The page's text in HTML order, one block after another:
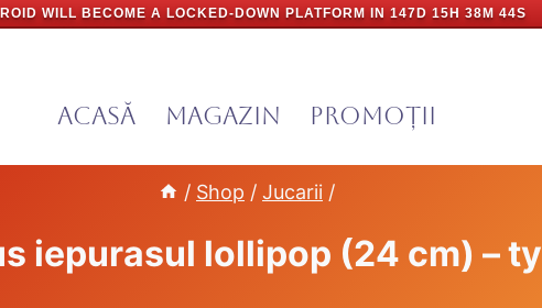
WILL BECOME A LOCKED-DOWN PLATFORM IN 147D 15H 38M 43S
Acasă Magazin PROMOȚII
/ Shop / Jucarii /
iepurasul lollipop (24 cm) – ty